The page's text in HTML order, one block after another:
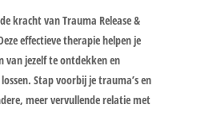
kracht van Trauma Release &
effectieve therapie helpen je
van jezelf te ontdekken en
Stap voorbij je trauma’s en
meer vervullende relatie met